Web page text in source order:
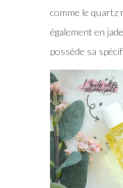
comme le quartz
également en
possède sa